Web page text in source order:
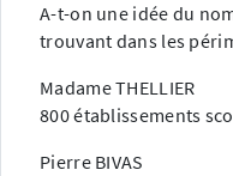
A-t-on une idée du
trouvant dans les
Madame THELLIER
800 établissements
Pierre BIVAS